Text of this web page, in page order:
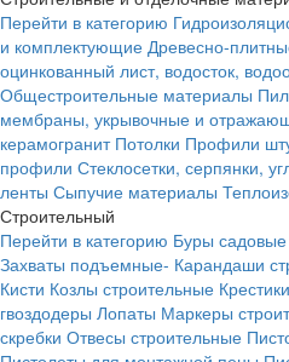
Перейти в категорию
и комплектующие Древесно-
оцинкованный лист, водосток,
Общестроительные материалы
мембраны, укрывочные и
керамогранит Потолки Профили
профили Стеклосетки, серпянки,
ленты Сыпучие материалы
Строительный
Перейти в категорию Буры садовые
Захваты подъемные- Карандаши
Кисти Козлы строительные
гвоздодеры Лопаты Маркеры
скребки Отвесы строительные